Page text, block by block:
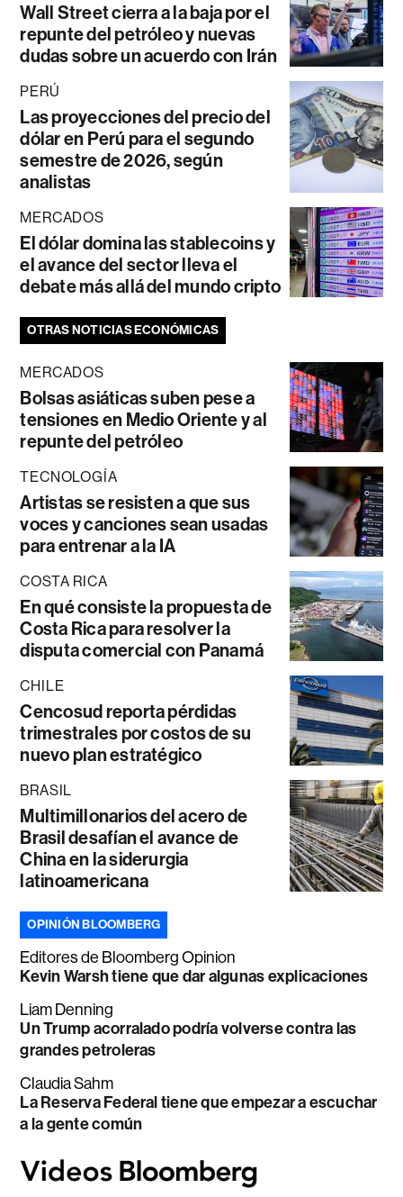
Wall Street cierra a la baja por el
repunte del petróleo y nuevas
dudas sobre un acuerdo con Irán
PERÚ
Las proyecciones del precio del
dólar en Perú para el segundo
semestre de 2026, según
analistas
MERCADOS
El dólar domina las stablecoins y
el avance del sector lleva el
debate más allá del mundo cripto
OTRAS NOTICIAS ECONÓMICAS
MERCADOS
Bolsas asiáticas suben pese a
tensiones en Medio Oriente y al
repunte del petróleo
TECNOLOGÍA
Artistas se resisten a que sus
voces y canciones sean usadas
para entrenar a la IA
COSTA RICA
En qué consiste la propuesta de
Costa Rica para resolver la
disputa comercial con Panamá
CHILE
Cencosud reporta pérdidas
trimestrales por costos de su
nuevo plan estratégico
BRASIL
Multimillonarios del acero de
Brasil desafían el avance de
China en la siderurgia
latinoamericana
OPINIÓN BLOOMBERG
Editores de Bloomberg Opinion
Kevin Warsh tiene que dar algunas explicaciones
Liam Denning
Un Trump acorralado podría volverse contra las
grandes petroleras
Claudia Sahm
La Reserva Federal tiene que empezar a escuchar
a la gente común